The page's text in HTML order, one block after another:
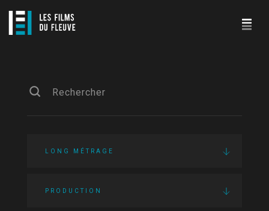
LONG MÉTRAGE
PRODUCTION